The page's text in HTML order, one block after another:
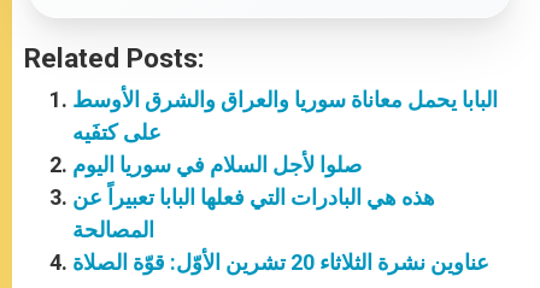
Related Posts:
البابا يحمل معاناة سوريا والعراق والشرق الأوسط
على كتفَيه
صلوا لأجل السلام في سوريا اليوم
هذه هي البادرات التي فعلها البابا تعبيراً عن
المصالحة
عناوين نشرة الثلاثاء 20 تشرين الأوّل: قوّة الصلاة